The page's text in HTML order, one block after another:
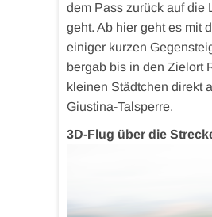
dem Pass zurück auf die
geht. Ab hier geht es mit
einiger kurzen
bergab bis in den Zielort
kleinen Städtchen direkt
Giustina-Talsperre.
3D-Flug über die